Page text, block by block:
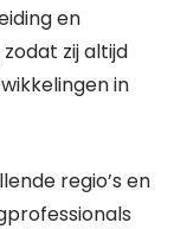
en
zij altijd
in
regio’s en